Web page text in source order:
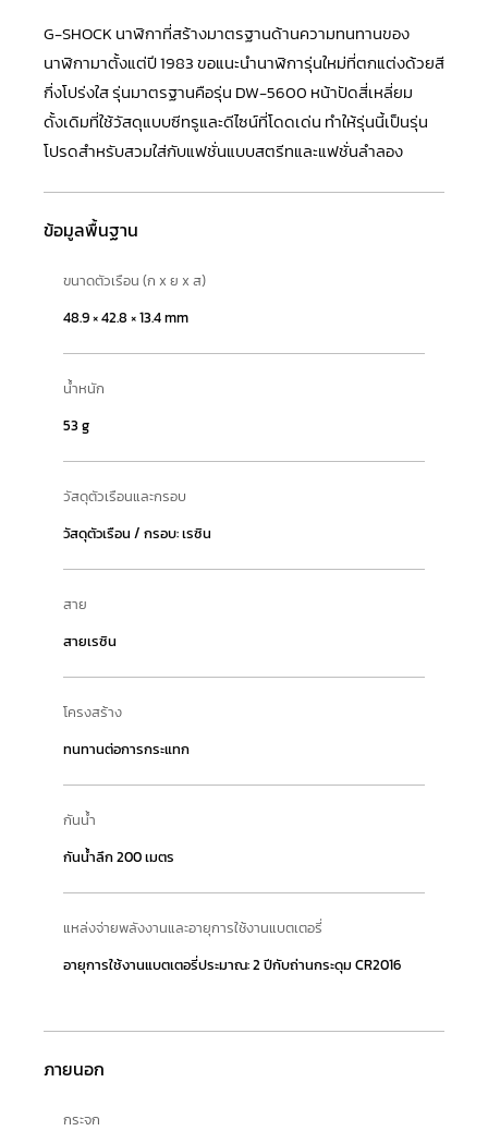
G-SHOCK นาฬิกาที่สร้างมาตรฐานด้านความทนทานของ
นาฬิกามาตั้งแต่ปี 1983 ขอแนะนำนาฬิการุ่นใหม่ที่ตกแต่งด้วยสี
กึ่งโปร่งใส รุ่นมาตรฐานคือรุ่น DW-5600 หน้าปัดสี่เหลี่ยม
ดั้งเดิมที่ใช้วัสดุแบบซีทรูและดีไซน์ที่โดดเด่น ทำให้รุ่นนี้เป็นรุ่น
โปรดสำหรับสวมใส่กับแฟชั่นแบบสตรีทและแฟชั่นลำลอง
ข้อมูลพื้นฐาน
ขนาดตัวเรือน (ก x ย x ส)
48.9 × 42.8 × 13.4 mm
น้ำหนัก
53 g
วัสดุตัวเรือนและกรอบ
วัสดุตัวเรือน / กรอบ: เรซิน
สาย
สายเรซิน
โครงสร้าง
ทนทานต่อการกระแทก
กันน้ำ
กันน้ำลึก 200 เมตร
แหล่งจ่ายพลังงานและอายุการใช้งานแบตเตอรี่
อายุการใช้งานแบตเตอรี่ประมาณ: 2 ปีกับถ่านกระดุม CR2016
ภายนอก
กระจก